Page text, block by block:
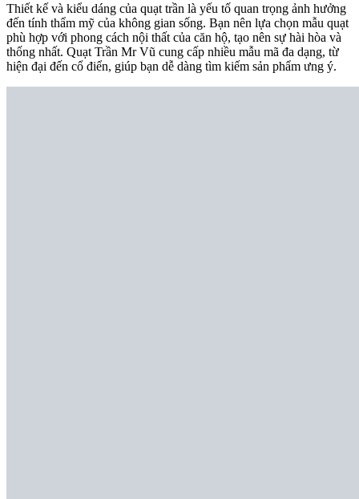
Thiết kế và kiểu dáng của quạt trần là yếu tố quan trọng ảnh hưởng
đến tính thẩm mỹ của không gian sống. Bạn nên lựa chọn mẫu quạt
phù hợp với phong cách nội thất của căn hộ, tạo nên sự hài hòa và
thống nhất. Quạt Trần Mr Vũ cung cấp nhiều mẫu mã đa dạng, từ
hiện đại đến cổ điển, giúp bạn dễ dàng tìm kiếm sản phẩm ưng ý.